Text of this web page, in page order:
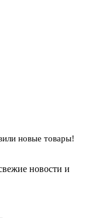
новые товары!
новости и